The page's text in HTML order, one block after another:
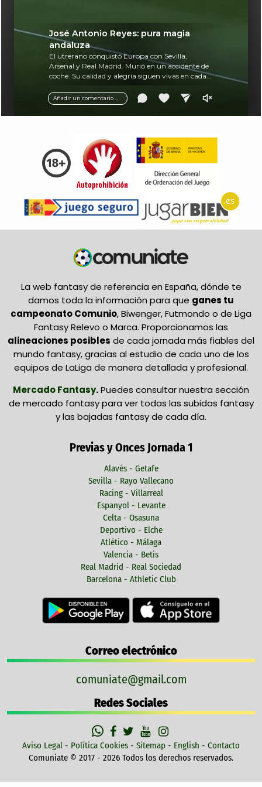
Añadir un comentario ...
José Antonio Reyes: pura magia
andaluza
El utrerano conquistó Europa con Sevilla,
Arsenal y Real Madrid. Murió en un accidente de
coche. Su calidad y alegría siguen vivas en cada
La web fantasy de referencia en España, dónde te
damos toda la información para que ganes tu
campeonato Comunio, Biwenger, Futmondo o de Liga
Fantasy Relevo o Marca. Proporcionamos las
alineaciones posibles de cada jornada más fiables del
mundo fantasy, gracias al estudio de cada uno de los
equipos de LaLiga de manera detallada y profesional.
Mercado Fantasy.Puedes consultar nuestra sección
de mercado fantasy para ver todas las subidas fantasy
y las bajadas fantasy de cada día.
Previas y Onces Jornada 1
Alavés - Getafe
Sevilla - Rayo Vallecano
Racing - Villarreal
Espanyol - Levante
Celta - Osasuna
Deportivo - Elche
Atlético - Málaga
Valencia - Betis
Real Madrid - Real Sociedad
Barcelona - Athletic Club
Correo electrónico
comuniate@gmail.com
Redes Sociales
Aviso Legal - Política Cookies - Sitemap - English - Contacto
Comuniate © 2017 - 2026 Todos los derechos reservados.